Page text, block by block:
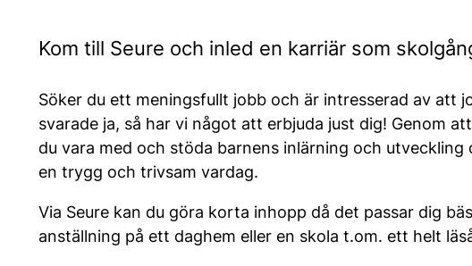
Kom till Seure och inled en karriär som
Söker du ett meningsfullt jobb och är intresserad av att
svarade ja, så har vi något att erbjuda just dig! Genom
du vara med och stöda barnens inlärning och
en trygg och trivsam vardag.
Via Seure kan du göra korta inhopp då det passar dig
anställning på ett daghem eller en skola t.om. ett helt